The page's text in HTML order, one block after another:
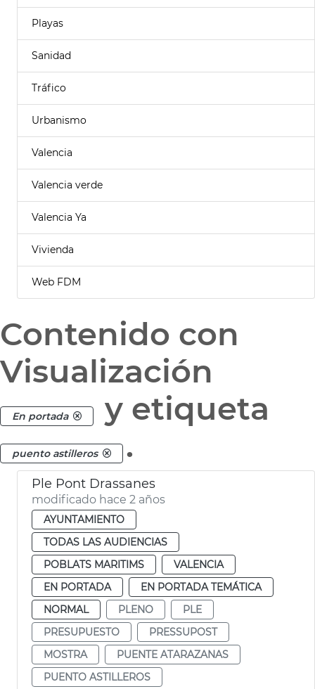
Playas
Sanidad
Tráfico
Urbanismo
Valencia
Valencia verde
Valencia Ya
Vivienda
Web FDM
Contenido con
Visualización
En portada y etiqueta
puento astilleros .
Ple Pont Drassanes
modificado hace 2 años
AYUNTAMIENTO
TODAS LAS AUDIENCIAS
POBLATS MARITIMS
VALENCIA
EN PORTADA
EN PORTADA TEMÁTICA
NORMAL
PLENO
PLE
PRESUPUESTO
PRESSUPOST
MOSTRA
PUENTE ATARAZANAS
PUENTO ASTILLEROS